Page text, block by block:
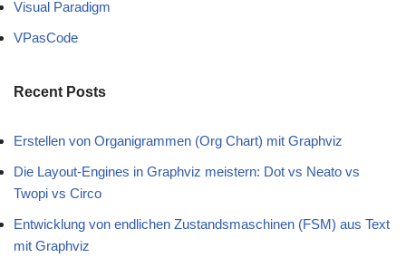
Visual Paradigm
VPasCode
Recent Posts
Erstellen von Organigrammen (Org Chart) mit Graphviz
Die Layout-Engines in Graphviz meistern: Dot vs Neato vs
Twopi vs Circo
Entwicklung von endlichen Zustandsmaschinen (FSM) aus Text
mit Graphviz